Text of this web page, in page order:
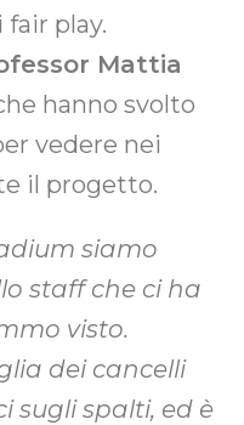
play.
Mattia
hanno svolto
vedere nei
il progetto.
siamo
staff che ci ha
visto.
dei cancelli
sugli spalti, ed è